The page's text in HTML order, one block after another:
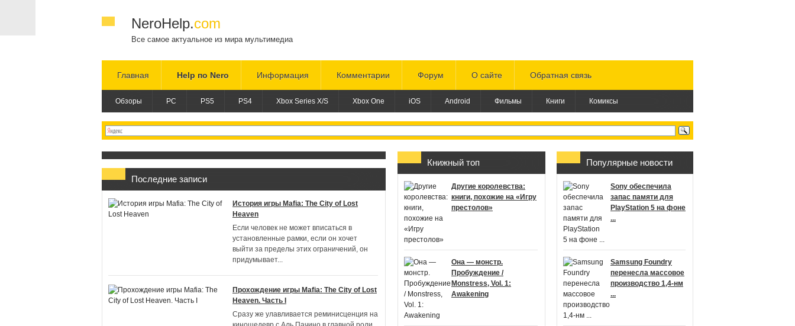
NeroHelp.com
Все самое актуальное из мира мультимедиа
Главная Help по Nero Информация Комментарии Форум О сайте Обратная связь
Обзоры PC PS5 PS4 Xbox Series X/S Xbox One iOS Android Фильмы Книги Комиксы
Последние записи
История игры Mafia: The City of Lost
Heaven
Если человек не может вписаться в
установленные рамки, если он хочет
выйти за пределы этих ограничений, он
придумывает...
Прохождение игры Mafia: The City of Lost
Heaven. Часть I
Сразу же улавливается реминисценция на
Книжный топ
Другие королевства:
книги, похожие на «Игру
престолов»
Она — монстр.
Пробуждение /
Monstress, Vol. 1:
Awakening
Популярные новости
Sony обеспечила
запас памяти для
PlayStation 5 на фоне
...
Samsung Foundry
перенесла массовое
производство 1,4-нм
...